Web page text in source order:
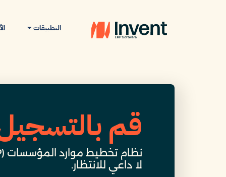
التطبيقات
قم
نظام تخطيط موارد المؤسسات (ERP) المعتمد والجاهز.
لا داعي للانتظار.